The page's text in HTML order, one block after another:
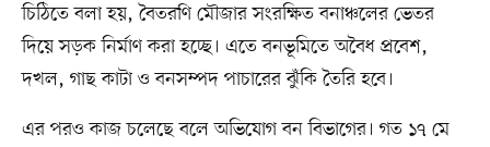
চিঠিতে বলা হয়, বৈতরণি মৌজার সংরক্ষিত বনাঞ্চলের ভেতর
দিয়ে সড়ক নির্মাণ করা হচ্ছে। এতে বনভূমিতে অবৈধ প্রবেশ,
দখল, গাছ কাটা ও বনসম্পদ পাচারের ঝুঁকি তৈরি হবে।
এর পরও কাজ চলেছে বলে অভিযোগ বন বিভাগের। গত ১৭ মে